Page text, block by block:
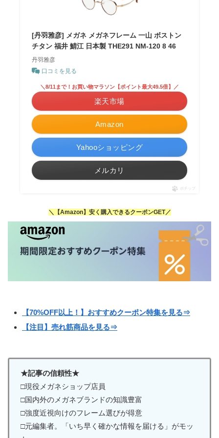
[丹羽雅彦] メガネ メガネフレーム 一山 ボストン
チタン 福井 鯖江 日本製 THE291 NM-120 8 46
丹羽雅彦
口コミを見る
Amazon
＼8/11まで！お買い物マラソン【ポイント最大49.5倍】／
楽天市場
Yahooショッピング
メルカリ
ポチップ
＼【Amazon】安く購入できるクーポンGET／
【70%OFF以上！】おすすめクーポン特集を見る⇒
【注目】売れ筋商品を見る⇒
★記事の信頼性★
□現役メガネショップ店員
□国内外のメガネブランドの知識豊富
□強度近視向けのフレーム選びが得意
□元編集者。「いち早く確かな情報を届ける」がモッ